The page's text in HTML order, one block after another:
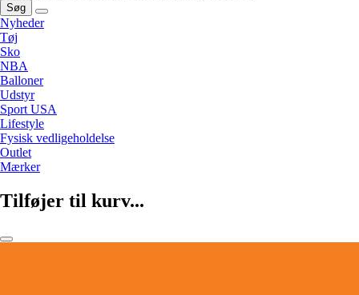
Søg
Nyheder
Tøj
Sko
NBA
Balloner
Udstyr
Sport USA
Lifestyle
Fysisk vedligeholdelse
Outlet
Mærker
Tilføjer til kurv...